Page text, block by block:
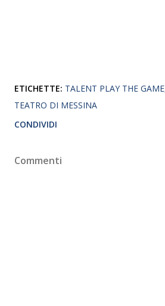
ETICHETTE: TALENT PLAY THE GAME
TEATRO DI MESSINA
CONDIVIDI
Commenti